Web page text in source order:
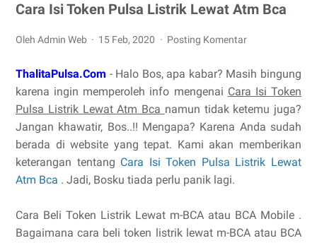
Cara Isi Token Pulsa Listrik Lewat Atm Bca
Oleh Admin Web 15 Feb, 2020 Posting Komentar
ThalitaPulsa.Com - Halo Bos, apa kabar? Masih bingung
karena ingin memperoleh info mengenai Cara Isi Token
Pulsa Listrik Lewat Atm Bca namun tidak ketemu juga?
Jangan khawatir, Bos..!! Mengapa? Karena Anda sudah
berada di website yang tepat. Kami akan memberikan
keterangan tentang Cara Isi Token Pulsa Listrik Lewat
Atm Bca . Jadi, Bosku tiada perlu panik lagi.
Cara Beli Token Listrik Lewat m-BCA atau BCA Mobile .
Bagaimana cara beli token listrik lewat m-BCA atau BCA